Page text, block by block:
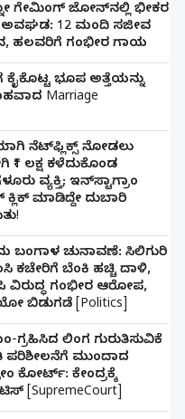
ಗೇಮಿಂಗ್ ಜೋನ್‌ನಲ್ಲಿ ಭೀಕರ
ಅವಘಡ: 12 ಮಂದಿ ಸಜೀವ
ಹಲವರಿಗೆ ಗಂಭೀರ ಗಾಯ
ಕೈಕೊಟ್ಟ ಭೂಪ ಅತ್ತೆಯನ್ನು
Marriage
ನೆಟ್‌ಫ್ಲಿಕ್ಸ್ ನೋಡಲು
ಲಕ್ಷ ಕಳೆದುಕೊಂಡ
ವ್ಯಕ್ತಿ; ಇನ್‌ಸ್ಟಾಗ್ರಾಂ
ಮಾಡಿದ್ದೇ ದುಬಾರಿ
ಬಂಗಾಳ ಚುನಾವಣೆ: ಸಿಲಿಗುರಿ
ಕಚೇರಿಗೆ ಬೆಂಕಿ ಹಚ್ಚಿ ದಾಳಿ,
ವಿರುದ್ಧ ಗಂಭೀರ ಆರೋಪ,
ಬಿಡುಗಡೆ [Politics]
ಗ್ರಹಿಸಿದ ಲಿಂಗ ಗುರುತಿಸುವಿಕೆ
ಪರಿಶೀಲನೆಗೆ ಮುಂದಾದ
ಕೋರ್ಟ್: ಕೇಂದ್ರಕ್ಕೆ
[SupremeCourt]